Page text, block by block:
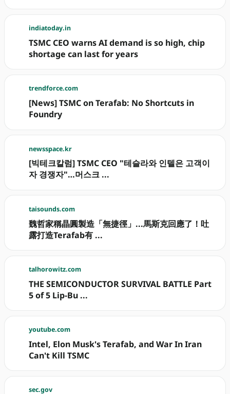
indiatoday.in
TSMC CEO warns AI demand is so high, chip
shortage can last for years
trendforce.com
[News] TSMC on Terafab: No Shortcuts in
Foundry
newsspace.kr
[빅테크칼럼] TSMC CEO "테슬라와 인텔은 고객이
자 경쟁자"…머스크 ...
taisounds.com
魏哲家稱晶圓製造「無捷徑」...馬斯克回應了！吐
露打造Terafab有 ...
talhorowitz.com
THE SEMICONDUCTOR SURVIVAL BATTLE Part
5 of 5 Lip-Bu ...
youtube.com
Intel, Elon Musk's Terafab, and War In Iran
Can't Kill TSMC
sec.gov